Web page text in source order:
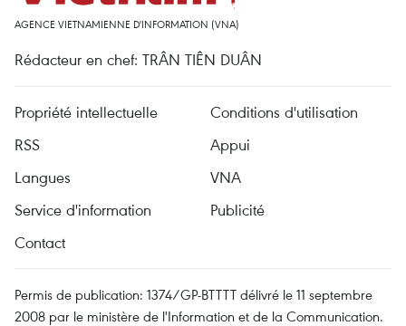
AGENCE VIETNAMIENNE D'INFORMATION (VNA)
Rédacteur en chef: TRÂN TIÊN DUÂN
Propriété intellectuelle
Conditions d'utilisation
RSS
Appui
Langues
VNA
Service d'information
Publicité
Contact
Permis de publication: 1374/GP-BTTTT délivré le 11 septembre
2008 par le ministère de l'Information et de la Communication.